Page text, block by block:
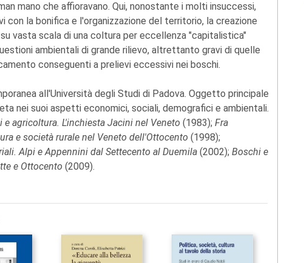
mano che affioravano. Qui, nonostante i molti insuccessi,
la bonifica e l'organizzazione del territorio, la creazione
vasta scala di una coltura per eccellenza "capitalistica"
ambientali di grande rilievo, altrettanto gravi di quelle
conseguenti a prelievi eccessivi nei boschi.
all'Università degli Studi di Padova. Oggetto principale
nei suoi aspetti economici, sociali, demografici e ambientali.
e agricoltura. L'inchiesta Jacini nel Veneto (1983); Fra
e società rurale nel Veneto dell'Ottocento (1998);
Alpi e Appennini dal Settecento al Duemila (2002); Boschi e
e Ottocento (2009).